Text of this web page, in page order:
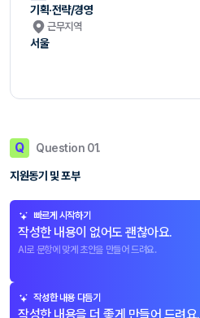
기획·전략/경영
근무지역
서울
Q Question 01.
지원동기 및 포부
빠르게 시작하기
작성한 내용이 없어도 괜찮아요.
AI로 문항에 맞게 초안을 만들어 드려요.
작성한 내용 다듬기
작성한 내용을 더 좋게 만들어 드려요.